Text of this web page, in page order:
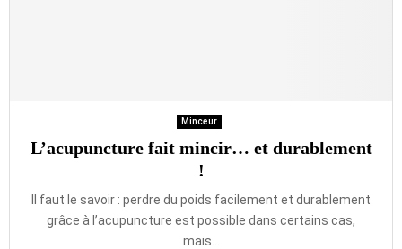
Minceur
L’acupuncture fait mincir… et durablement
!
Il faut le savoir : perdre du poids facilement et durablement
grâce à l’acupuncture est possible dans certains cas,
mais...